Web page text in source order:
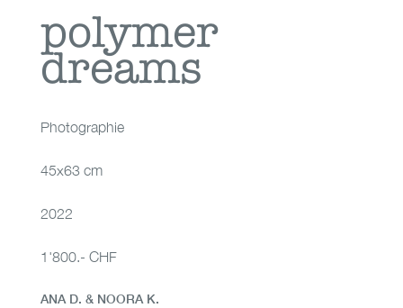
polymer dreams
polymer
dreams
Photographie
45x63 cm
2022
1'800.- CHF
ANA D. & NOORA K.